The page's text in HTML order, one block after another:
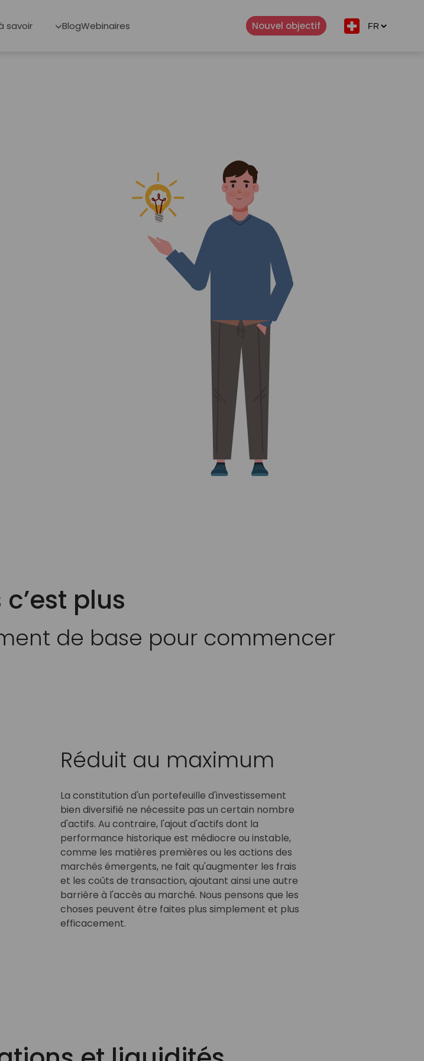
savoir BlogWebinaires Nouvel objectif
plus
de base pour commencer
Réduit au maximum
La constitution d'un portefeuille d'investissement
bien diversifié ne nécessite pas un certain nombre
d'actifs. Au contraire, l'ajout d'actifs dont la
performance historique est médiocre ou instable,
comme les matières premières ou les actions des
marchés émergents, ne fait qu'augmenter les frais
et les coûts de transaction, ajoutant ainsi une autre
barrière à l'accès au marché. Nous pensons que les
choses peuvent être faites plus simplement et plus
efficacement.